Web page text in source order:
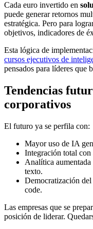
Cada euro invertido en
puede generar retornos
estratégica. Pero para
objetivos, indicadores de
Esta lógica de
cursos ejecutivos de
pensados para líderes que
Tendencias
corporativos
El futuro ya se perfila con:
Mayor uso de IA
Integración total con
Analítica
texto.
Democratización
code.
Las empresas que se
posición de liderar.